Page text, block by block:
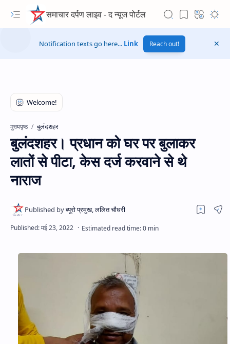
समाचार दर्पण लाइव - द न्यूज पोर्टल
Hidden Menu
Notification texts go here... Link Reach out!
मुख्यपृष्ठ बुलंदशहर
बुलंदशहर। प्रधान को घर पर बुलाकर
लातों से पीटा, केस दर्ज करवाने से थे
नाराज